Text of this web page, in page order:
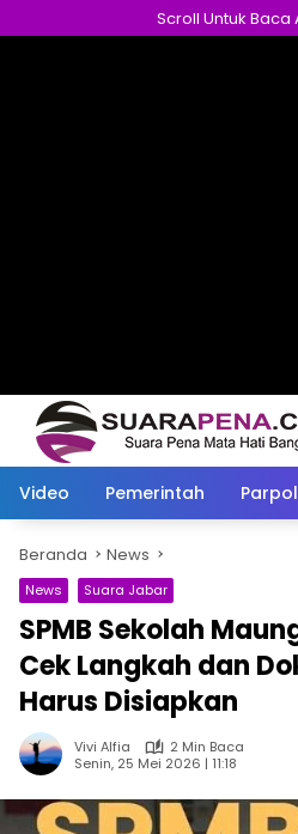
ke
Scroll Untuk Baca
Video Pemerintah Parpol
Beranda News
News Suara Jabar
SPMB Sekolah
Cek Langkah dan
Harus Disiapkan
Vivi Alfia
2 Min Baca
Senin, 25 Mei 2026 | 11:18